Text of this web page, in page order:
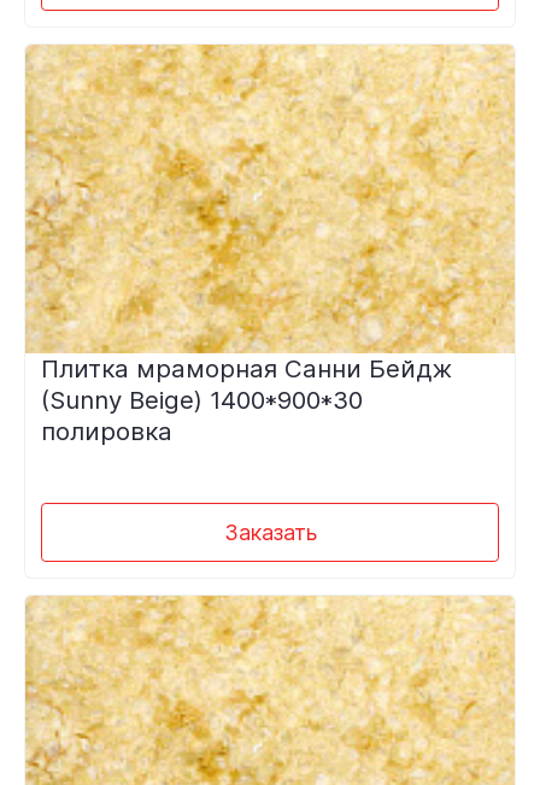
Плитка мраморная Санни Бейдж
(Sunny Beige) 1400*900*30
полировка
Заказать